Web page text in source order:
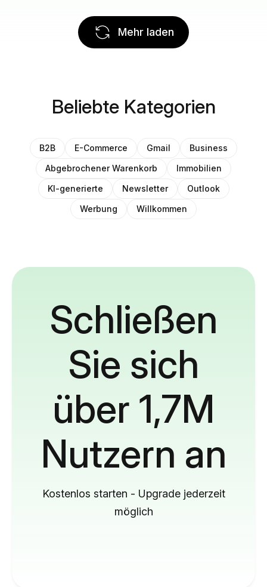
Mehr laden
Beliebte Kategorien
B2B E-Commerce Gmail
Business
Abgebrochener Warenkorb
Immobilien
KI-generierte
Newsletter
Outlook
Werbung
Willkommen
Schließen
Sie sich
über 1,7M
Nutzern an
Kostenlos starten - Upgrade jederzeit
möglich